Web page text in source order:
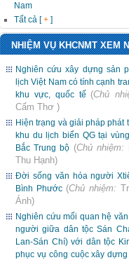
Nam
Tất cả [+ ]
NHIỆM VỤ KHCNMT XEM
Nghiên cứu xây dựng sản
lịch Việt Nam có tính cạnh
khu vực, quốc tế (Chủ
Cẩm Thơ )
Hiện trạng và giải pháp phát
khu du lịch biển QG tại
Bắc Trung bộ (Chủ nhiệm:
Thu Hạnh)
Đời sống văn hóa người
Bình Phước (Chủ nhiệm:
Ánh)
Nghiên cứu mối quan hệ
người giữa dân tộc Sán
Lan-Sán Chí) với dân tộc
phục vụ công cuộc xây